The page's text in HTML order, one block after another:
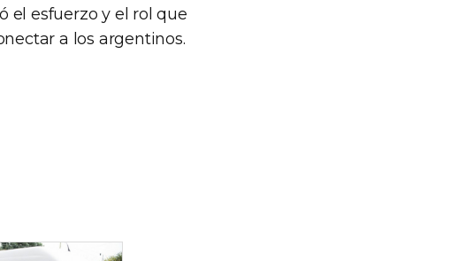
el esfuerzo y el rol que
a los argentinos.